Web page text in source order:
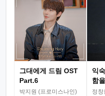
그대에게 드림 OST
Part.6
박지원 (프로미스나인)
익
함
정창